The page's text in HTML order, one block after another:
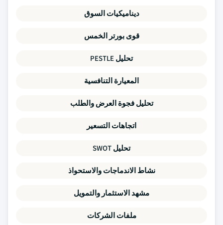
ديناميكيات السوق
قوى بورتر الخمس
تحليل PESTLE
المعيارة التنافسية
تحليل فجوة العرض والطلب
اتجاهات التسعير
تحليل SWOT
نشاط الاندماجات والاستحواذ
مشهد الاستثمار والتمويل
ملفات الشركات